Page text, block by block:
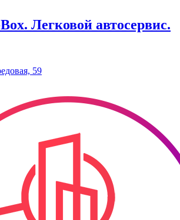
​Легковой автосервис.
59